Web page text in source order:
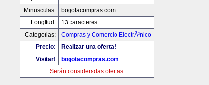
Minusculas:
bogotacompras.com
Longitud:
13 caracteres
Categorias:
Compras y Comercio ElectrÃ³nico
Precio:
Realizar una oferta!
Visitar!
bogotacompras.com
Serán consideradas ofertas